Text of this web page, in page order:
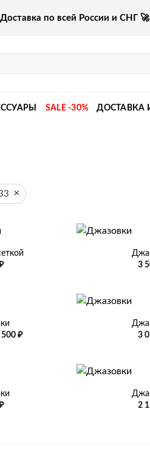
по всей России и СНГ 🚀
SALE -30% ДОСТАВКА
×
+
3
500₽Диапазон
+
3
+
2